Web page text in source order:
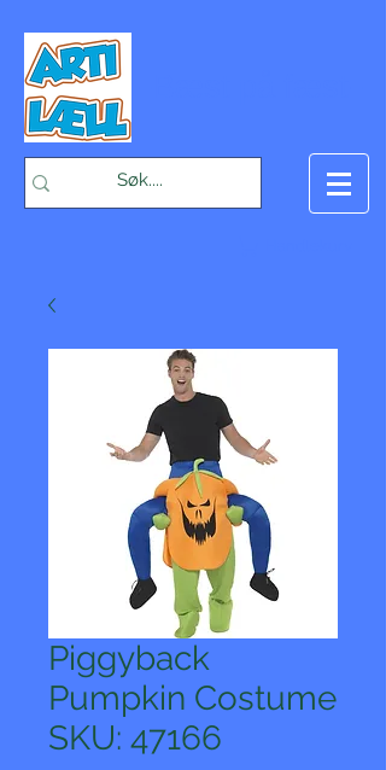
Piggyback
Pumpkin Costume
SKU: 47166